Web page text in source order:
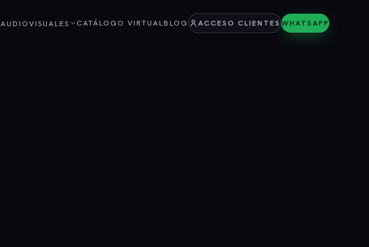
AUDIOVISUALES CATÁLOGO VIRTUALBLOG ACCESO CLIENTESWHATSAPP